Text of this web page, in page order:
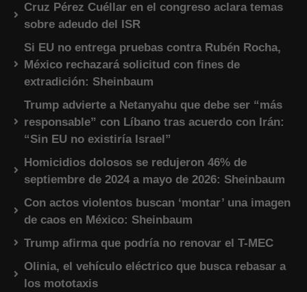
Cruz Pérez Cuéllar en el congreso aclara temas
sobre adeudo del ISR
Si EU no entrega pruebas contra Rubén Rocha,
México rechazará solicitud con fines de
extradición: Sheinbaum
Trump advierte a Netanyahu que debe ser “más
responsable” con Líbano tras acuerdo con Irán:
“Sin EU no existiría Israel”
Homicidios dolosos se redujeron 46% de
septiembre de 2024 a mayo de 2026: Sheinbaum
Con actos violentos buscan ‘montar’ una imagen
de caos en México: Sheinbaum
Trump afirma que podría no renovar el T-MEC
Olinia, el vehículo eléctrico que busca rebasar a
los mototaxis